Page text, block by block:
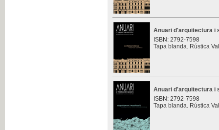
Anuari d'arquitectura i
ISBN: 2792-7598
Tapa blanda. Rústica
Anuari d'arquitectura i
ISBN: 2792-7598
Tapa blanda. Rústica